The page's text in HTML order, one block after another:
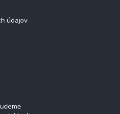
údajov